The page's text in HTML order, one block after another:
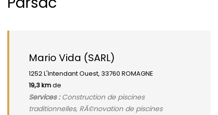
Mario Vida (SARL)
1252 L'Intendant Ouest, 33760 ROMAGNE
19,3 kmde
Services :Construction de piscines
traditionnelles, RÃ©novation de piscines